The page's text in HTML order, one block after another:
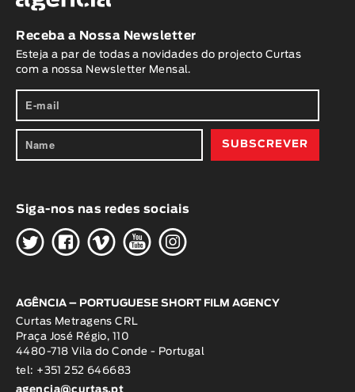
Receba a Nossa Newsletter
Esteja a par de todas a novidades do projecto Curtas
com a nossa Newsletter Mensal.
Siga-nos nas redes sociais
HGWOK
AGÊNCIA – PORTUGUESE SHORT FILM AGENCY
Curtas Metragens CRL
Praça José Régio, 110
4480-718 Vila do Conde - Portugal
tel: +351 252 646683